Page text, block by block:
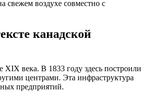
свежем воздухе совместно с
канадской
XIX века. В 1833 году здесь построили
центрами. Эта инфраструктура
предприятий.